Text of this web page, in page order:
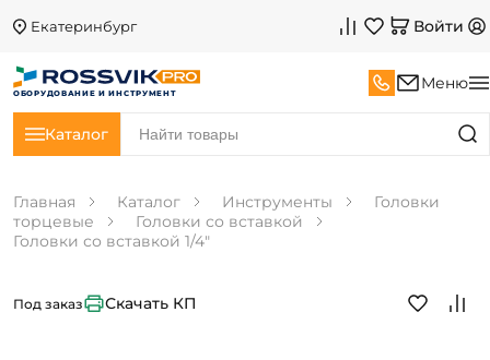
Екатеринбург Войти
ОБОРУДОВАНИЕ И ИНСТРУМЕНТ
Меню
Каталог
Главная Каталог Инструменты
Головки
торцевые
Головки со вставкой
Головки со вставкой 1/4"
Под заказ Скачать КП